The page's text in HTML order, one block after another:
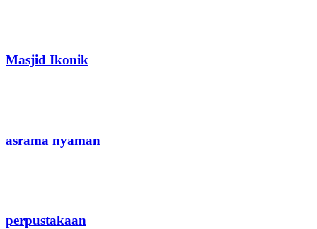
Masjid Ikonik
asrama nyaman
perpustakaan